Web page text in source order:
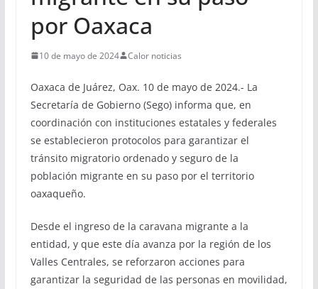
por Oaxaca
10 de mayo de 2024 Calor noticias
Oaxaca de Juárez, Oax. 10 de mayo de 2024.- La
Secretaría de Gobierno (Sego) informa que, en
coordinación con instituciones estatales y federales
se establecieron protocolos para garantizar el
tránsito migratorio ordenado y seguro de la
población migrante en su paso por el territorio
oaxaqueño.
Desde el ingreso de la caravana migrante a la
entidad, y que este día avanza por la región de los
Valles Centrales, se reforzaron acciones para
garantizar la seguridad de las personas en movilidad,